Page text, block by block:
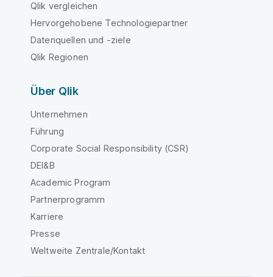
Qlik vergleichen
Hervorgehobene Technologiepartner
Datenquellen und -ziele
Qlik Regionen
Über Qlik
Unternehmen
Führung
Corporate Social Responsibility (CSR)
DEI&B
Academic Program
Partnerprogramm
Karriere
Presse
Weltweite Zentrale/Kontakt